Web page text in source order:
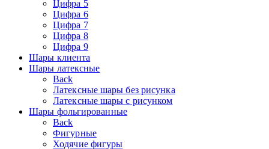
Цифра 5
Цифра 6
Цифра 7
Цифра 8
Цифра 9
Шары клиента
Шары латексные
Back
Латексные шары без рисунка
Латексные шары с рисунком
Шары фольгированные
Back
Фигурные
Ходячие фигуры